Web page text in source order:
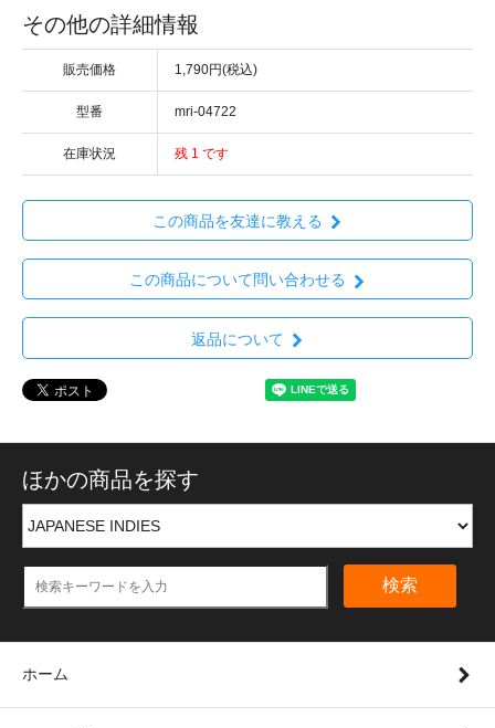
その他の詳細情報
販売価格 1,790円(税込)
型番 mri-04722
在庫状況 残 1 です
この商品を友達に教える
この商品について問い合わせる
返品について
ほかの商品を探す
検索
ホーム